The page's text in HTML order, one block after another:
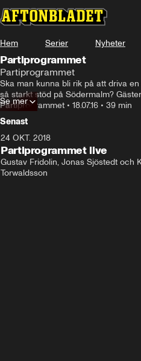
Hem Serier Nyheter
Partiprogrammet
Partiprogrammet
Ska man kunna bli rik på att driva
så starkt stöd på Södermalm?
och Henrik Torehammar. Lena Mellin
Partiprogrammet • 18.07.16 • 39 min
Se mer
Senast
24 OKT. 2018
Partiprogrammet live
Gustav Fridolin, Jonas Sjöstedt och
Torwaldsson